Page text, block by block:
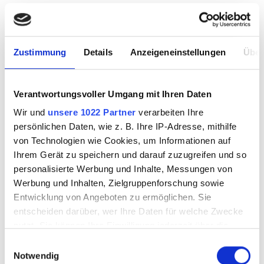
Zustimmung Details Anzeigeneinstellungen
Verantwortungsvoller Umgang mit Ihren Daten
Wir und unsere 1022 Partner verarbeiten Ihre
persönlichen Daten, wie z. B. Ihre IP-Adresse, mithilfe
von Technologien wie Cookies, um Informationen auf
Ihrem Gerät zu speichern und darauf zuzugreifen und so
personalisierte Werbung und Inhalte, Messungen von
Werbung und Inhalten, Zielgruppenforschung sowie
Entwicklung von Angeboten zu ermöglichen. Sie
entscheiden darüber, wer Ihre Daten für welche Zwecke
Trigger Symbol ändern oder widerrufen
Notwendig
medium 50g